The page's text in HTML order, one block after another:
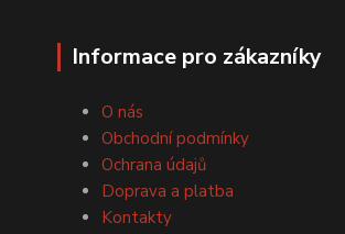
Informace pro zákazníky
O nás
Obchodní podmínky
Ochrana údajů
Doprava a platba
Kontakty